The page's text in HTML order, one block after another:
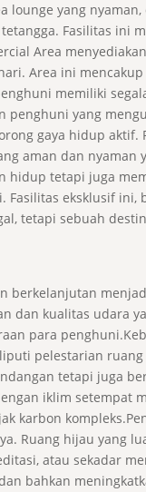
yang
Fasilitas ini
Area
Area ini
memiliki
yang
gaya hidup
aman dan nyaman
tetapi juga
eksklusif
tetapi sebuah
berkelanjutan
dan kualitas udara
para
pelestarian
tetapi juga
iklim
karbon
Ruang hijau yang
atau sekadar
bahkan